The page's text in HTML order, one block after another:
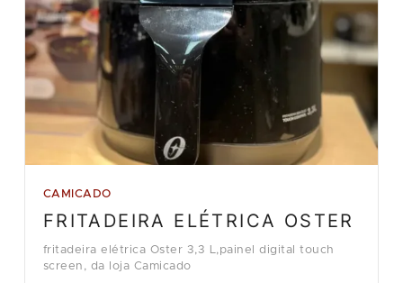
CAMICADO
FRITADEIRA ELÉTRICA OSTER
fritadeira elétrica Oster 3,3 L,painel digital touch
screen, da loja Camicado